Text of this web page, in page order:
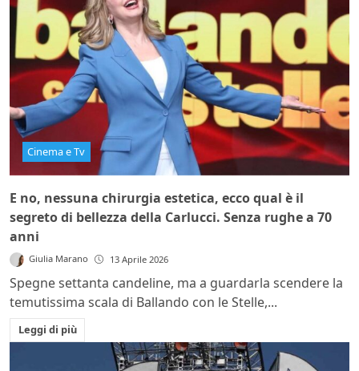
Cinema e Tv
E no, nessuna chirurgia estetica, ecco qual è il
segreto di bellezza della Carlucci. Senza rughe a 70
anni
Giulia Marano 13 Aprile 2026
Spegne settanta candeline, ma a guardarla scendere la
temutissima scala di Ballando con le Stelle,...
Leggi di più